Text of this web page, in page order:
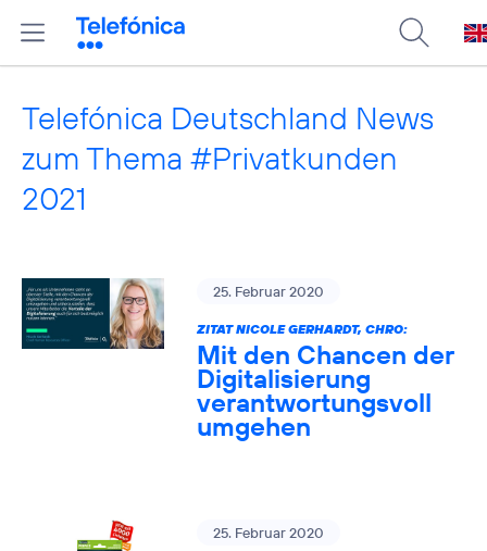
Telefónica Deutschland News
zum Thema #Privatkunden
2021
25. Februar 2020
ZITAT NICOLE GERHARDT, CHRO:
Mit den Chancen der
Digitalisierung
verantwortungsvoll
umgehen
25. Februar 2020